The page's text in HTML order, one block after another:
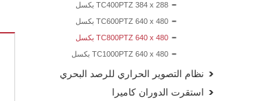
TC400PTZ 384 x 288 بكسل
TC600PTZ 640 x 480 بكسل
TC800PTZ 640 x 480 بكسل
TC1000PTZ 640 x 480 بكسل
نظام التصوير الحراري للرصد البحري
استقرت الدوران كاميرا